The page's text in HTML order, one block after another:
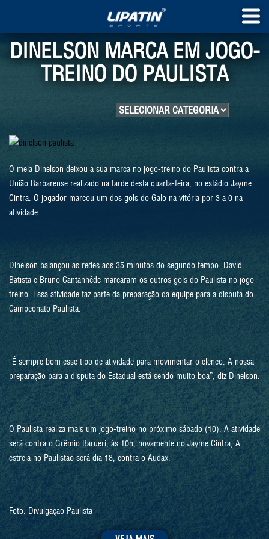
DINELSON MARCA EM JOGO-
TREINO DO PAULISTA
O meia Dinelson deixou a sua marca no jogo-treino do Paulista contra a
União Barbarense realizado na tarde desta quarta-feira, no estádio Jayme
Cintra. O jogador marcou um dos gols do Galo na vitória por 3 a 0 na
atividade.
Dinelson balançou as redes aos 35 minutos do segundo tempo. David
Batista e Bruno Cantanhêde marcaram os outros gols do Paulista no jogo-
treino. Essa atividade faz parte da preparação da equipe para a disputa do
Campeonato Paulista.
“É sempre bom esse tipo de atividade para movimentar o elenco. A nossa
preparação para a disputa do Estadual está sendo muito boa”, diz Dinelson.
O Paulista realiza mais um jogo-treino no próximo sábado (10). A atividade
será contra o Grêmio Barueri, às 10h, novamente no Jayme Cintra, A
estreia no Paulistão será dia 18, contra o Audax.
Foto: Divulgação Paulista